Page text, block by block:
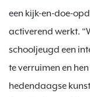
een kijk-en-doe-
activerend werkt.
schooljeugd een
te verruimen en
hedendaagse